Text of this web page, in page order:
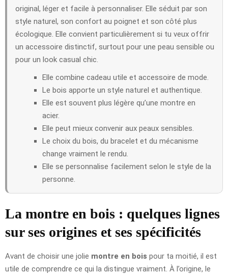
original, léger et facile à personnaliser. Elle séduit par son
style naturel, son confort au poignet et son côté plus
écologique. Elle convient particulièrement si tu veux offrir
un accessoire distinctif, surtout pour une peau sensible ou
pour un look casual chic.
Elle combine cadeau utile et accessoire de mode.
Le bois apporte un style naturel et authentique.
Elle est souvent plus légère qu’une montre en
acier.
Elle peut mieux convenir aux peaux sensibles.
Le choix du bois, du bracelet et du mécanisme
change vraiment le rendu.
Elle se personnalise facilement selon le style de la
personne.
La montre en bois : quelques lignes
sur ses origines et ses spécificités
Avant de choisir une jolie montre en bois pour ta moitié, il est
utile de comprendre ce qui la distingue vraiment. À l’origine, le